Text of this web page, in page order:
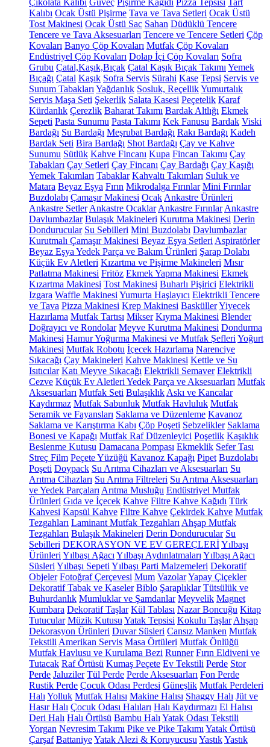
Çikolata Kalıbı Güveç Pişirme Kağıdı Pizza Tepsisi Tart
Kalıbı Ocak Üstü Pişirme Tava ve Tava Setleri Ocak Üstü
Tost Makinesi Ocak Üstü Sac Sahan Düdüklü Tencere
Tencere ve Tava Aksesuarları Tencere ve Tencere Setleri Çöp
Kovaları Banyo Çöp Kovaları Mutfak Çöp Kovaları
Endüstriyel Çöp Kovaları Dolap İçi Çöp Kovaları Sofra
Grubu Çatal,Kaşık,Bıçak Çatal Kaşık Bıçak Takımı Yemek
Bıçağı Çatal Kaşık Sofra Servis Sürahi Kase Tepsi Servis ve
Sunum Tabakları Yağdanlık Sosluk, ReçellikYumurtalık
Servis Maşa Seti Şekerlik Salata Kasesi Peçetelik Karaf
Kürdanlık Çerezlik Baharat Takımı Bardak Altlığı Ekmek
Sepeti Pasta Sunumu Pasta Takımı Kek Fanusu Bardak Viski
Bardağı Su Bardağı Meşrubat Bardağı Rakı Bardağı Kadeh
Bardak Seti Bira Bardağı Shot Bardağı Çay ve Kahve
Sunumu Sütlük Kahve Fincanı Kupa Fincan Takımı Çay
Tabakları Çay Setleri Çay Fincanı Çay Bardağı Çay Kaşığı
Yemek Takımları Tabaklar Kahvaltı Takımları Suluk ve
Matara Beyaz Eşya Fırın Mikrodalga Fırınlar Mini Fırınlar
Buzdolabı Çamaşır Makinesi Ocak Ankastre Ürünleri
Ankastre Setler Ankastre Ocaklar Ankastre Fırınlar Ankastre
Davlumbazlar Bulaşık Makineleri Kurutma Makinesi Derin
Dondurucular Su Sebilleri Mini Buzdolabı Davlumbazlar
Kurutmalı Çamaşır Makinesi Beyaz Eşya Setleri Aspiratörler
Beyaz Eşya Yedek Parça ve Bakım Ürünleri Şarap Dolabı
Küçük Ev Aletleri Kızartma ve Pişirme Makineleri Mısır
Patlatma Makinesi Fritöz Ekmek Yapma Makinesi Ekmek
Kızartma Makinesi Tost Makinesi Buharlı Pişirici Elektrikli
Izgara Waffle Makinesi Yumurta Haşlayıcı Elektrikli Tencere
ve Tava Pizza Makinesi Krep Makinesi BasküllerYiyecek
Hazırlama Mutfak Tartısı Mikser Kıyma Makinesi Blender
Doğrayıcı ve Rondolar Meyve Kurutma Makinesi Dondurma
Makinesi Hamur Yoğurma Makinesi ve Mutfak Şefleri Yoğurt
Makinesi Mutfak Robotu İçecek Hazırlama Narenciye
Sıkacağı Çay Makineleri Kahve Makinesi Kettle ve Su
Isıtıcılar Katı Meyve Sıkacağı Elektrikli Semaver Elektrikli
Cezve Küçük Ev Aletleri Yedek Parça ve Aksesuarları Mutfak
Aksesuarları Mutfak Seti Bulaşıklık Askı ve Kancalar
Kaydırmaz Mutfak Sabunluk Mutfak Havluluk Mutfak
Seramik ve Fayansları Saklama ve Düzenleme Kavanoz
Saklama ve Karıştırma Kabı Çöp Poşeti Sebzelikler Saklama
Bonesi ve Kapağı Mutfak Raf Düzenleyici Poşetlik Kaşıklık
Beslenme Kutusu Damacana Pompası Ekmeklik Sefer Tası
Streç Film Peçete Yüzüğü Kavanoz Kapağı Pipet Buzdolabı
Poşeti Doypack Su Arıtma Cihazları ve Aksesuarları Su
Arıtma Cihazları Su Arıtma Filtreleri Su Arıtma Aksesuarları
ve Yedek Parçaları Arıtma Musluğu Endüstriyel Mutfak
Ürünleri Gıda ve İçecek Kahve Filtre Kahve Kağıdı Türk
Kahvesi Kapsül Kahve Filtre Kahve Çekirdek Kahve Mutfak
Tezgahları Laminant Mutfak Tezgahları Ahşap Mutfak
Tezgahları Bulaşık Makineleri Derin Dondurucular Su
Sebilleri DEKORASYON VE EV GEREÇLERİYılbaşı
Ürünleri Yılbaşı Ağacı Yılbaşı Aydınlatmaları Yılbaşı Ağacı
Süsleri Yılbaşı Sepeti Yılbaşı Parti Malzemeleri Dekoratif
Objeler Fotoğraf Çerçevesi Mum VazolarYapay Çiçekler
Dekoratif Tabak ve Kaseler Biblo Şaraplıklar Tütsülük ve
Buhurdanlık Mumluklar ve Şamdanlar Meyvelik Magnet
Kumbara Dekoratif Taşlar Kül Tablası Nazar Boncuğu Kitap
Tutucular Müzik Kutusu Yatak Tepsisi Kokulu Taşlar Ahşap
Dekorasyon Ürünleri Duvar Süsleri Cansız Manken Mutfak
Tekstili Amerikan Servis Masa Örtüleri Mutfak Önlüğü
Mutfak Havlusu ve Kurulama Bezi Runner Fırın Eldiveni ve
Tutacak Raf Örtüsü Kumaş Peçete Ev Tekstili Perde Stor
Perde Jaluziler Tül Perde Perde Aksesuarları Fon Perde
Rustik Perde Çocuk Odası Perdesi Güneşlik Mutfak Perdeleri
Halı Yolluk Mutfak Halısı Makine Halısı Shaggy Halı Jüt ve
Hasır Halı Çocuk Odası Halıları Halı Kaydırmazı El Halısı
Deri Halı Halı Örtüsü Bambu Halı Yatak Odası Tekstili
Yorgan Nevresim Takımı Pike ve Pike Takımı Yatak Örtüsü
Çarşaf BattaniyeYatak Alezi & Koruyucusu YastıkYastık